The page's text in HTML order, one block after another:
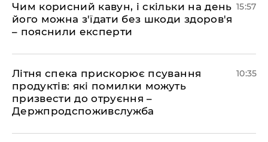
Чим корисний кавун, і скільки на день
його можна з'їдати без шкоди здоров'я
– пояснили експерти
15:57
Літня спека прискорює псування
продуктів: які помилки можуть
призвести до отруєння –
Держпродспоживслужба
10:35